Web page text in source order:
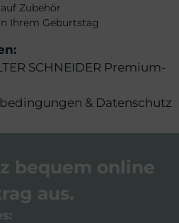
Zubehör
Ihrem Geburtstag
SCHNEIDER Premium-
& Datenschutz
bequem online
aus.